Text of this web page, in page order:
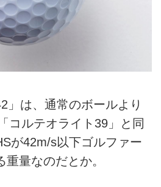
」は、通常のボールより
コルテオライト39」と同
が42m/s以下ゴルファー
量なのだとか。